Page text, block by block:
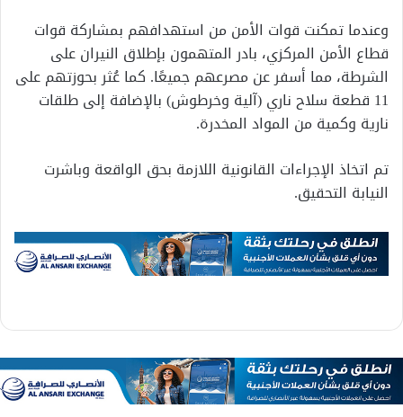
وعندما تمكنت قوات الأمن من استهدافهم بمشاركة قوات
قطاع الأمن المركزي، بادر المتهمون بإطلاق النيران على
الشرطة، مما أسفر عن مصرعهم جميعًا. كما عُثر بحوزتهم على
11 قطعة سلاح ناري (آلية وخرطوش) بالإضافة إلى طلقات
نارية وكمية من المواد المخدرة.
تم اتخاذ الإجراءات القانونية اللازمة بحق الواقعة وباشرت
النيابة التحقيق.